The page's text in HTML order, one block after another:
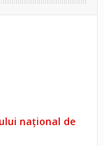
național de